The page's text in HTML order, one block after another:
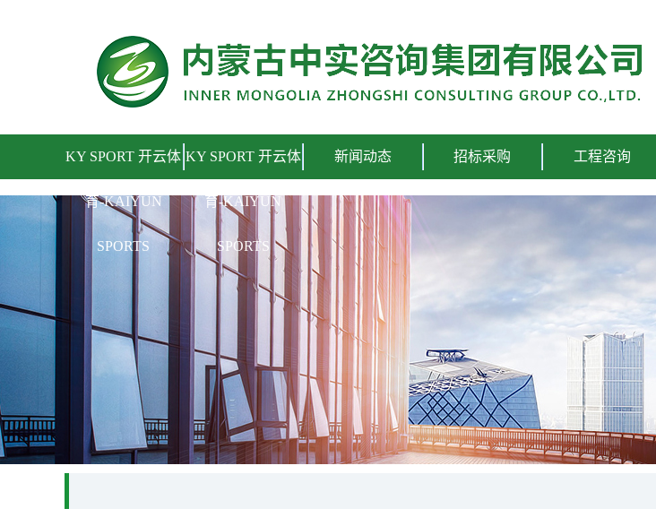
KY SPORT 开云体
育-KAIYUN
SPORTS
KY SPORT 开云体
育-KAIYUN
SPORTS
新闻动态 招标采购 工程咨询